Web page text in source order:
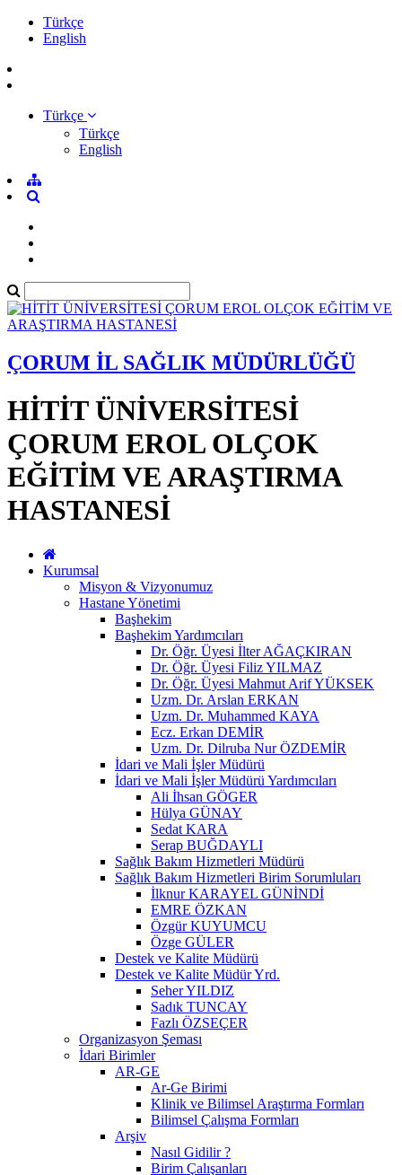
Türkçe
English
Türkçe
Türkçe
English
ÇORUM İL SAĞLIK MÜDÜRLÜĞÜ
HİTİT ÜNİVERSİTESİ
ÇORUM EROL OLÇOK
EĞİTİM VE ARAŞTIRMA
HASTANESİ
Kurumsal
Misyon & Vizyonumuz
Hastane Yönetimi
Başhekim
Başhekim Yardımcıları
Dr. Öğr. Üyesi İlter AĞAÇKIRAN
Dr. Öğr. Üyesi Filiz YILMAZ
Dr. Öğr. Üyesi Mahmut Arif YÜKSEK
Uzm. Dr. Arslan ERKAN
Uzm. Dr. Muhammed KAYA
Ecz. Erkan DEMİR
Uzm. Dr. Dilruba Nur ÖZDEMİR
İdari ve Mali İşler Müdürü
İdari ve Mali İşler Müdürü Yardımcıları
Ali İhsan GÖGER
Hülya GÜNAY
Sedat KARA
Serap BUĞDAYLI
Sağlık Bakım Hizmetleri Müdürü
Sağlık Bakım Hizmetleri Birim Sorumluları
İlknur KARAYEL GÜNİNDİ
EMRE ÖZKAN
Özgür KUYUMCU
Özge GÜLER
Destek ve Kalite Müdürü
Destek ve Kalite Müdür Yrd.
Seher YILDIZ
Sadık TUNCAY
Fazlı ÖZSEÇER
Organizasyon Şeması
İdari Birimler
AR-GE
Ar-Ge Birimi
Klinik ve Bilimsel Araştırma Formları
Bilimsel Çalışma Formları
Arşiv
Nasıl Gidilir ?
Birim Çalışanları